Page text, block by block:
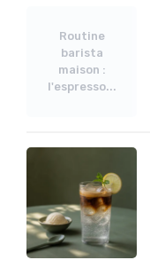
Routine
barista
maison :
l'espresso...